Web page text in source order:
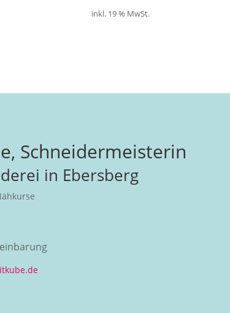
inkl. 19 % MwSt.
Schneidermeisterin
in Ebersberg